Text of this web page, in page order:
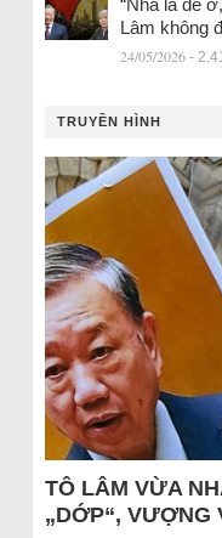
“Nhà là để
Lâm không
24/05/2026 -
TRUYỀN HÌNH
TÔ LÂM VỪA
„DỚP“, VƯỢNG